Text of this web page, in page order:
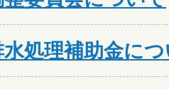
処理補助金に